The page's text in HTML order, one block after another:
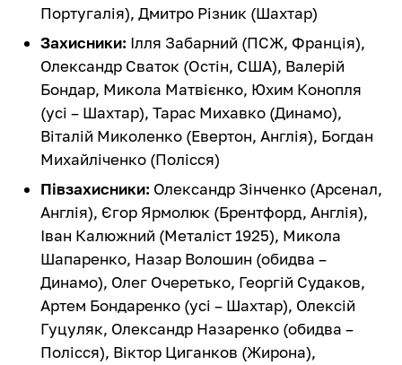
Португалія), Дмитро Різник (Шахтар)
Захисники: Ілля Забарний (ПСЖ, Франція),
Олександр Сваток (Остін, США), Валерій
Бондар, Микола Матвієнко, Юхим Конопля
(усі – Шахтар), Тарас Михавко (Динамо),
Віталій Миколенко (Евертон, Англія), Богдан
Михайліченко (Полісся)
Півзахисники: Олександр Зінченко (Арсенал,
Англія), Єгор Ярмолюк (Брентфорд, Англія),
Іван Калюжний (Металіст 1925), Микола
Шапаренко, Назар Волошин (обидва –
Динамо), Олег Очеретько, Георгій Судаков,
Артем Бондаренко (усі – Шахтар), Олексій
Гуцуляк, Олександр Назаренко (обидва –
Полісся), Віктор Циганков (Жирона),